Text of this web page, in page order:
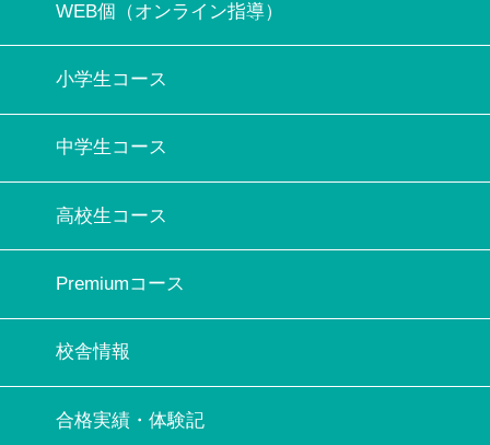
WEB個（オンライン指導）
小学生コース
中学生コース
高校生コース
Premiumコース
校舎情報
合格実績・体験記